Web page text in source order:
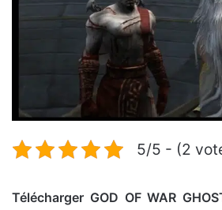
5/5 - (2
Télécharger GOD OF WAR